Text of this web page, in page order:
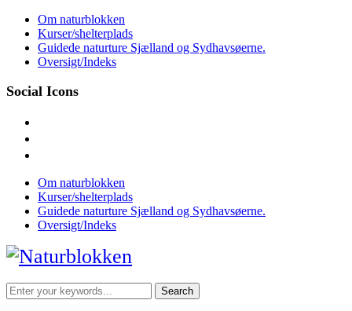
Skip
content
Om naturblokken
Kurser/shelterplads
Guidede naturture Sjælland og Sydhavsøerne.
Oversigt/Indeks
Social Icons
Om naturblokken
Kurser/shelterplads
Guidede naturture Sjælland og Sydhavsøerne.
Oversigt/Indeks
Search
for: